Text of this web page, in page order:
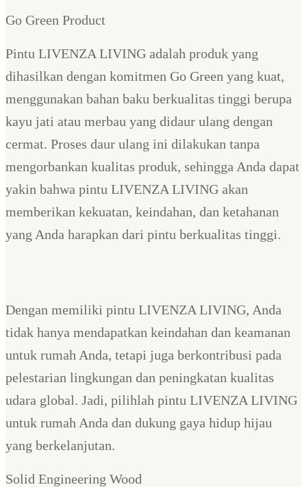
Go Green Product
Pintu LIVENZA LIVING adalah produk yang
dihasilkan dengan komitmen Go Green yang kuat,
menggunakan bahan baku berkualitas tinggi berupa
kayu jati atau merbau yang didaur ulang dengan
cermat. Proses daur ulang ini dilakukan tanpa
mengorbankan kualitas produk, sehingga Anda dapat
yakin bahwa pintu LIVENZA LIVING akan
memberikan kekuatan, keindahan, dan ketahanan
yang Anda harapkan dari pintu berkualitas tinggi.
Dengan memiliki pintu LIVENZA LIVING, Anda
tidak hanya mendapatkan keindahan dan keamanan
untuk rumah Anda, tetapi juga berkontribusi pada
pelestarian lingkungan dan peningkatan kualitas
udara global. Jadi, pilihlah pintu LIVENZA LIVING
untuk rumah Anda dan dukung gaya hidup hijau
yang berkelanjutan.
Solid Engineering Wood